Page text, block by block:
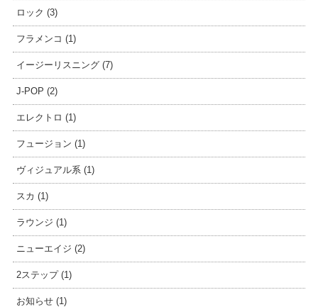
ロック (3)
フラメンコ (1)
イージーリスニング (7)
J-POP (2)
エレクトロ (1)
フュージョン (1)
ヴィジュアル系 (1)
スカ (1)
ラウンジ (1)
ニューエイジ (2)
2ステップ (1)
お知らせ (1)